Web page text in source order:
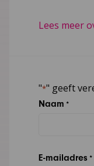
Lees meer
"*" geeft
Naam *
E-mailadres *